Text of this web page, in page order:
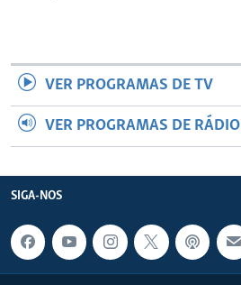
VER PROGRAMAS DE TV
VER PROGRAMAS DE RÁDIO
SIGA-NOS